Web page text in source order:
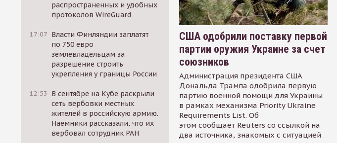
распространенных и удобных
протоколов WireGuard
17:07 Власти Финляндии заплатят
по 750 евро
землевладельцам за
разрешение строить
укрепления у границы России
12:53
В сентябре на Кубе раскрыли
сеть вербовки местных
жителей в российскую армию.
Наемники рассказали, что их
вербовал сотрудник РАН
США одобрили поставку первой
партии оружия Украине за счет
союзников
Администрация президента США
Дональда Трампа одобрила первую
партию военной помощи для Украины
в рамках механизма Priority Ukraine
Requirements List. Об
этом сообщает Reuters со ссылкой на
два источника, знакомых с ситуацией